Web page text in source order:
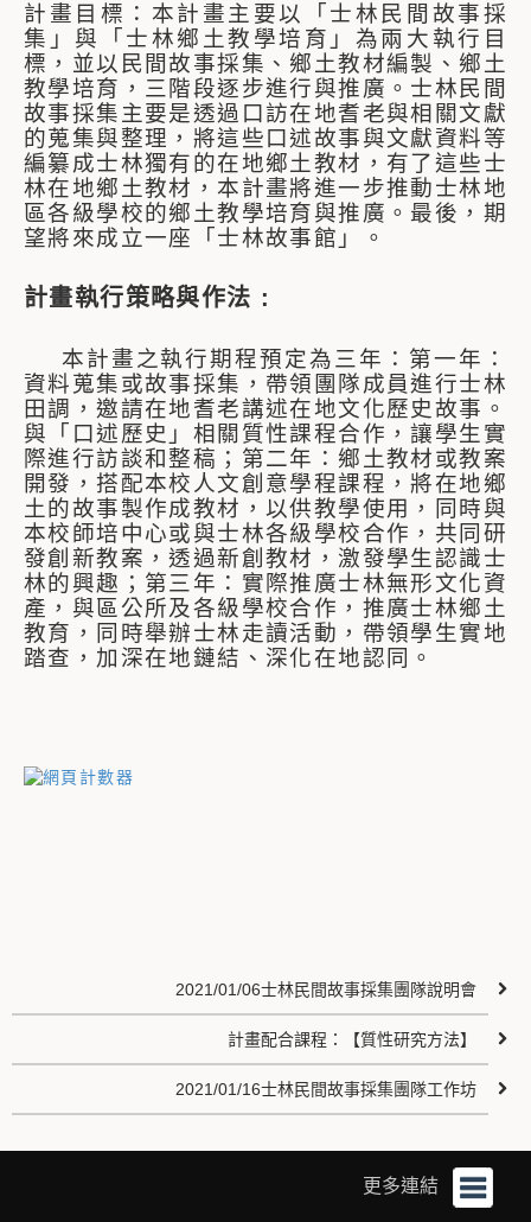
計畫目標：本計畫主要以「士林民間故事採
集」與「士林鄉土教學培育」為兩大執行目
標，並以民間故事採集、鄉土教材編製、鄉土
教學培育，三階段逐步進行與推廣。士林民間
故事採集主要是透過口訪在地耆老與相關文獻
的蒐集與整理，將這些口述故事與文獻資料等
編纂成士林獨有的在地鄉土教材，有了這些士
林在地鄉土教材，本計畫將進一步推動士林地
區各級學校的鄉土教學培育與推廣。最後，期
望將來成立一座「士林故事館」。
計畫執行策略與作法 :
本計畫之執行期程預定為三年：第一年：
資料蒐集或故事採集，帶領團隊成員進行士林
田調，邀請在地耆老講述在地文化歷史故事。
與「口述歷史」相關質性課程合作，讓學生實
際進行訪談和整稿；第二年：鄉土教材或教案
開發，搭配本校人文創意學程課程，將在地鄉
土的故事製作成教材，以供教學使用，同時與
本校師培中心或與士林各級學校合作，共同研
發創新教案，透過新創教材，激發學生認識士
林的興趣；第三年：實際推廣士林無形文化資
產，與區公所及各級學校合作，推廣士林鄉土
教育，同時舉辦士林走讀活動，帶領學生實地
踏查，加深在地鏈結、深化在地認同。
2021/01/06士林民間故事採集團隊說明會
計畫配合課程：【質性研究方法】
2021/01/16士林民間故事採集團隊工作坊
更多連結